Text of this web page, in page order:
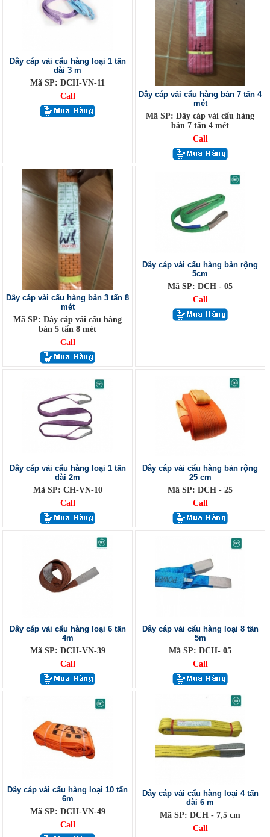
Dây cáp vải cẩu hàng loại 1 tấn
dài 3 m
Mã SP: DCH-VN-11
Call
Dây cáp vải cẩu hàng bản 7 tấn 4
mét
Mã SP: Dây cáp vải cẩu hàng
bản 7 tấn 4 mét
Call
Dây cáp vải cẩu hàng bản 3 tấn 8
mét
Mã SP: Dây cáp vải cẩu hàng
bản 5 tấn 8 mét
Call
Dây cáp vải cẩu hàng bản rộng
5cm
Mã SP: DCH - 05
Call
Dây cáp vải cẩu hàng loại 1 tấn
dài 2m
Mã SP: CH-VN-10
Call
Dây cáp vải cẩu hàng bản rộng
25 cm
Mã SP: DCH - 25
Call
Dây cáp vải cẩu hàng loại 6 tấn
4m
Mã SP: DCH-VN-39
Call
Dây cáp vải cẩu hàng loại 8 tấn
5m
Mã SP: DCH- 05
Call
Dây cáp vải cẩu hàng loại 10 tấn
6m
Mã SP: DCH-VN-49
Call
Dây cáp vải cẩu hàng loại 4 tấn
dài 6 m
Mã SP: DCH - 7,5 cm
Call